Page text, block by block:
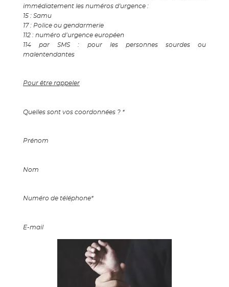
immédiatement les numéros d'urgence :
15 : Samu
17 : Police ou gendarmerie
112 : numéro d’urgence européen
114 par SMS : pour les personnes sourdes ou
malentendantes
Pour être rappeler
Quelles sont vos coordonnées ? *
Prénom
Nom
Numéro de téléphone*
E-mail